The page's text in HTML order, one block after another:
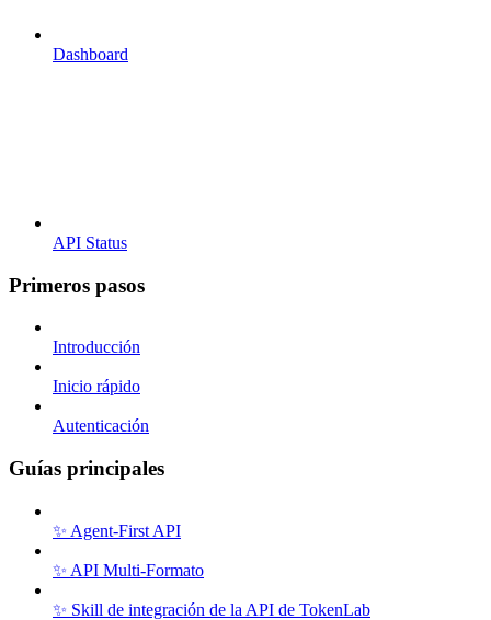
Dashboard
API Status
Primeros pasos
Introducción
Inicio rápido
Autenticación
Guías principales
✨ Agent-First API
✨ API Multi-Formato
✨ Skill de integración de la API de TokenLab